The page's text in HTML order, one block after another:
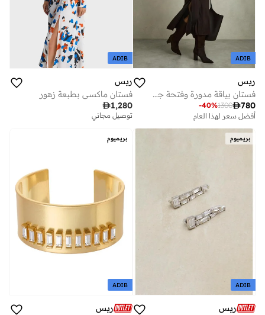
ADIB
ريس
فستان بياقة مدورة وفتحة جانبية
780
1300
-40%
أفضل سعر لهذا العام
أفضل سعر لهذا العام
توصيل مجاني
ADIB
ريس
فستان ماكسي بطبعة زهور
1,280
توصيل مجاني
بريميوم
ADIB
ريس
بريميوم
ADIB
ريس